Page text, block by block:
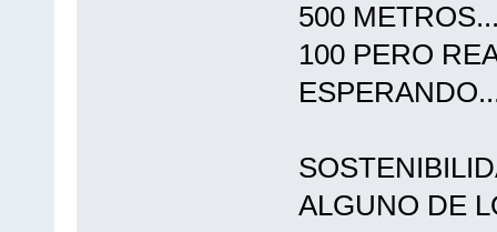
500
100 PERO
ALGUNO DE